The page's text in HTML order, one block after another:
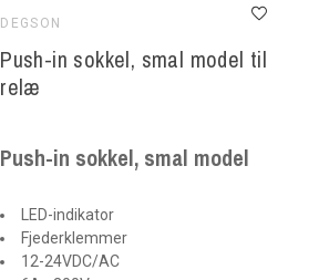
DEGSON
Push-in sokkel, smal model til
relæ
Push-in sokkel, smal model
LED-indikator
Fjederklemmer
12-24VDC/AC